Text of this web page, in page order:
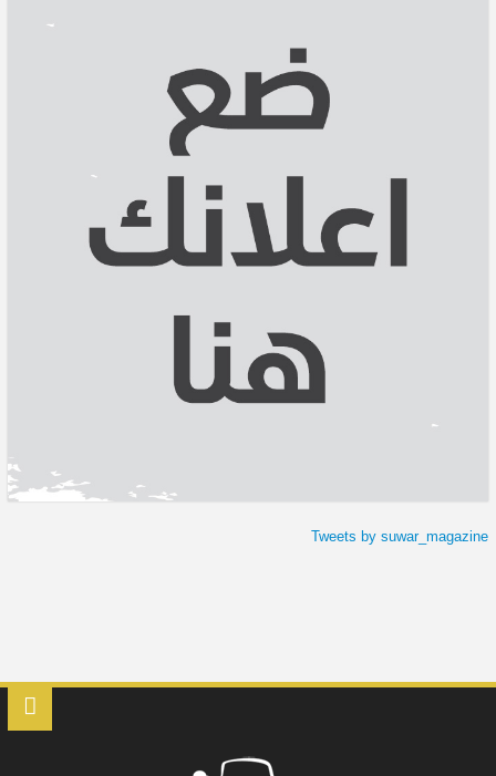
Tweets by suwar_magazine